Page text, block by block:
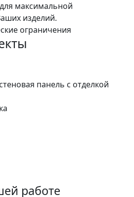
максимальной
изделий.
ограничения
панель с отделкой
работе